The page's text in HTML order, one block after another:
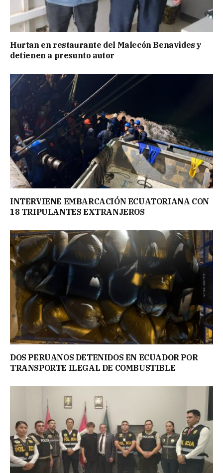
Hurtan en restaurante del Malecón Benavides y
detienen a presunto autor
INTERVIENE EMBARCACIÓN ECUATORIANA CON
18 TRIPULANTES EXTRANJEROS
DOS PERUANOS DETENIDOS EN ECUADOR POR
TRANSPORTE ILEGAL DE COMBUSTIBLE